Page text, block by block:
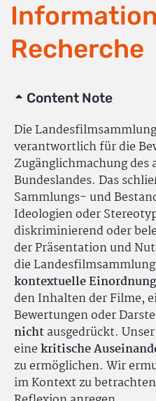
Recherche
Content Note
Die
verantwortlich für die
Zugänglichmachung des
Bundeslandes. Das
Sammlungs- und
Ideologien oder
diskriminierend oder
der Präsentation und
die
kontextuelle Einordnung
den Inhalten der Filme,
Bewertungen oder
nichtausgedrückt.
einekritische
zu ermöglichen. Wir
im Kontext zu